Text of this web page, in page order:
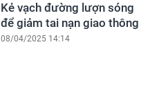
Kẻ vạch đường lượn sóng
để giảm tai nạn giao thông
08/04/2025 14:14